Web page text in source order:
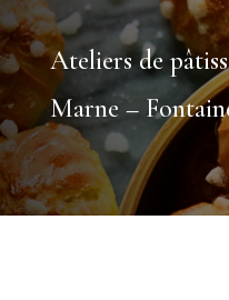
Ateliers de
Marne –